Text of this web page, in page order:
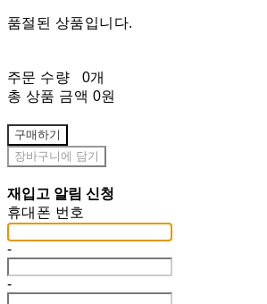
품절된 상품입니다.
주문 수량
0개
총 상품 금액 0원
구매하기
장바구니에 담기
재입고 알림 신청
휴대폰 번호
-
-